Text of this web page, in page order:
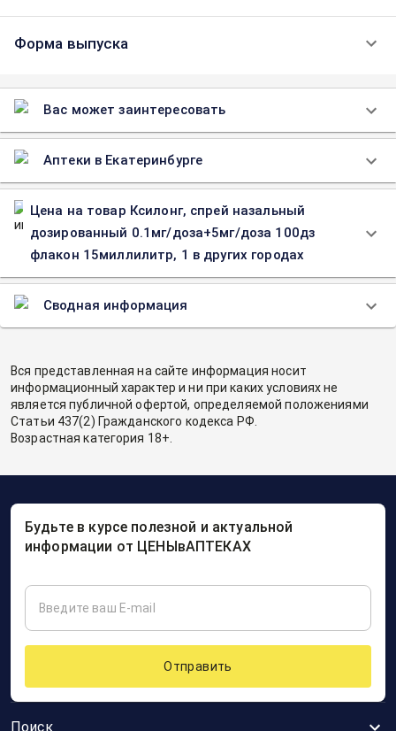
Форма выпуска
Вас может заинтересовать
Аптеки в Екатеринбурге
Цена на товар Ксилонг, спрей назальный
дозированный 0.1мг/доза+5мг/доза 100дз
флакон 15миллилитр, 1 в других городах
Сводная информация
Вся представленная на сайте информация носит
информационный характер и ни при каких условиях не
является публичной офертой, определяемой положениями
Статьи 437(2) Гражданского кодекса РФ.
Возрастная категория 18+.
Поиск
Будьте в курсе полезной и актуальной
информации от ЦЕНЫвАПТЕКАХ
Отправить